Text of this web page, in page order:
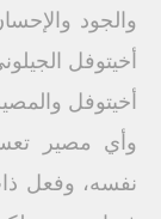
والجود
أخيتوفل
أخيتوفل
وأي مصير
نفسه، وفعل